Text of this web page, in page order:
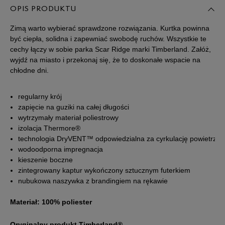
XXL
XXXL
OPIS PRODUKTU
Zimą warto wybierać sprawdzone rozwiązania. Kurtka powinna
być ciepła, solidna i zapewniać swobodę ruchów. Wszystkie te
cechy łączy w sobie parka Scar Ridge marki Timberland. Załóż,
wyjdź na miasto i przekonaj się, że to doskonałe wspacie na
chłodne dni.
regularny krój
zapięcie na guziki na całej długości
wytrzymały materiał poliestrowy
izolacja Thermore®
technologia DryVENT™ odpowiedzialna za cyrkulację powietrza
wodoodporna impregnacja
kieszenie boczne
zintegrowany kaptur wykończony sztucznym futerkiem
nubukowa naszywka z brandingiem na rękawie
Materiał: 100% poliester